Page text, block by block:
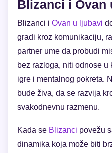
Blizanci i Ovan
Blizanci i Ovan u ljubavi
gradi kroz komunikaciju,
partner ume da probudi
bez razloga, niti odnose u
igre i mentalnog pokreta.
bude živa, da se razvija
svakodnevnu razmenu.
Kada se Blizanci povežu
dinamika koja može biti